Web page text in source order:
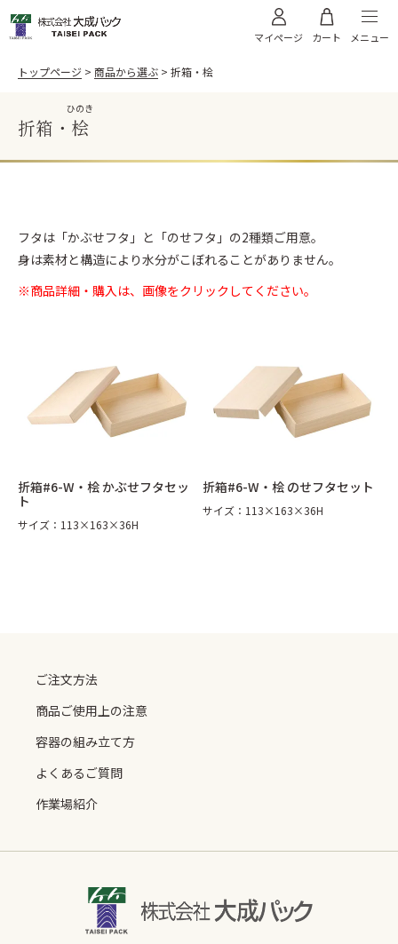
マイページ カート メニュー
料理から選ぶ
高級弁当・お節
お弁当
太巻き
そば
オードブル
飯台・黒金砂目
飯台 黒金砂目（内金）
飯台 黒金砂目（内朱）
折箱 黒金砂目
折箱 雅
折箱 桧
棒寿司折（黒・朱）
黒朱 折
太巻折 柾目
折弁 黒柾目
お重箱（内側朱）
お重箱（内側金）
御料理 黒金砂目（組）
ご利用案内
WEBカタログ
ご注文方法
商品ご使用上の注意
トップページ 商品から選ぶ 折箱・桧
折箱・ 桧
ひのき
フタは「かぶせフタ」と「のせフタ」の2種類ご用意。
身は素材と構造により水分がこぼれることがありません。
※商品詳細・購入は、画像をクリックしてください。
折箱#6-W・桧 かぶせフタセッ
ト
サイズ：113×163×36H
折箱#6-W・桧 のせフタセット
サイズ：113×163×36H
ご注文方法
商品ご使用上の注意
容器の組み立て方
よくあるご質問
作業場紹介